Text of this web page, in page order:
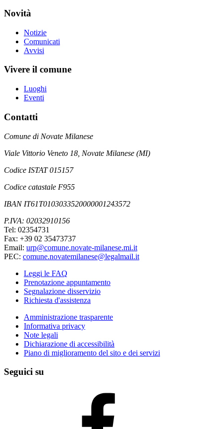
Novità
Notizie
Comunicati
Avvisi
Vivere il comune
Luoghi
Eventi
Contatti
Comune di Novate Milanese
Viale Vittorio Veneto 18, Novate Milanese (MI)
Codice ISTAT 015157
Codice catastale F955
IBAN IT61T0103033520000001243572
P.IVA: 02032910156
Tel: 02354731
Fax: +39 02 35473737
Email: urp@comune.novate-milanese.mi.it
PEC: comune.novatemilanese@legalmail.it
Leggi le FAQ
Prenotazione appuntamento
Segnalazione disservizio
Richiesta d'assistenza
Amministrazione trasparente
Informativa privacy
Note legali
Dichiarazione di accessibilità
Piano di miglioramento del sito e dei servizi
Seguici su